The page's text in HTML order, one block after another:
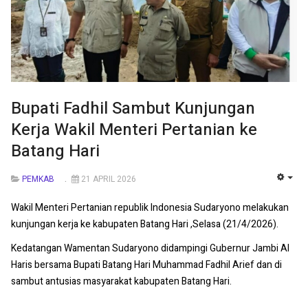
Bupati Fadhil Sambut Kunjungan
Kerja Wakil Menteri Pertanian ke
Batang Hari
PEMKAB 21 APRIL 2026
Wakil Menteri Pertanian republik Indonesia Sudaryono melakukan
kunjungan kerja ke kabupaten Batang Hari ,Selasa (21/4/2026).
Kedatangan Wamentan Sudaryono didampingi Gubernur Jambi Al
Haris bersama Bupati Batang Hari Muhammad Fadhil Arief dan di
sambut antusias masyarakat kabupaten Batang Hari.